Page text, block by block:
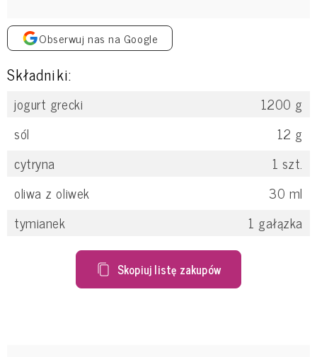
Obserwuj nas na Google
Składniki:
jogurt grecki 1200 g
sól
12 g
cytryna
1 szt.
oliwa z oliwek
30 ml
tymianek
1 gałązka
Skopiuj listę zakupów